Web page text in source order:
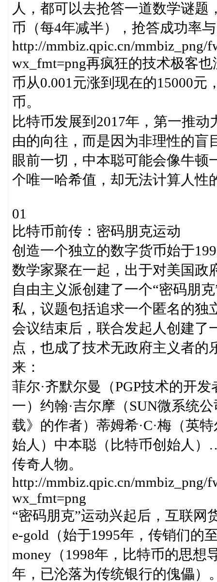
人，都可以去抢答一道数学谜
币（每4年减半），抢答成功率
http://mmbiz.qpic.cn/mmbiz_png/
wx_fmt=png再疯狂的技术极客
币从0.001元涨到现在的15000元
币。
比特币发展到2017年，第一推
由的向往，而是因为非理性的盲
眼前一切，中本聪可能会像牛顿
个唯一哈希值，却无法计算人性
01
比特币前传：密码朋克运动
创造一个独立的数字货币始于
数学家聚在一起，出于对美国政
自由主义派创建了一个“密码朋
私，议题包括追求一个匿名的独
会议结束后，联合发起人创建了
点，也成了技术无政府主义者
来：
菲尔·齐默尔曼（PGP技术的开
一）约翰·吉尔摩（SUN微系统
载》的作者）蒂姆希·C·梅（英
始人）中本聪（比特币创始人
传奇人物。
http://mmbiz.qpic.cn/
wx_fmt=png
“密码朋克”运动兴起后，互联网
e-gold（始于1995年，传销们的
money（1998年，比特币的思想
年，已沦落为传统银行的傀儡）